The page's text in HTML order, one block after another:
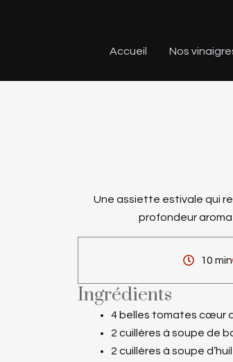
Accueil Nos
Une assiette estivale qui
profondeur
10 min
Ingrédients
4 belles tomates cœur
2 cuillères à soupe de
2 cuillères à soupe